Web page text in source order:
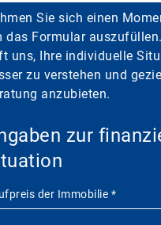
Sie sich einen
das Formular
uns, Ihre individuelle
zu verstehen und
anzubieten.
zur
der Immobilie *